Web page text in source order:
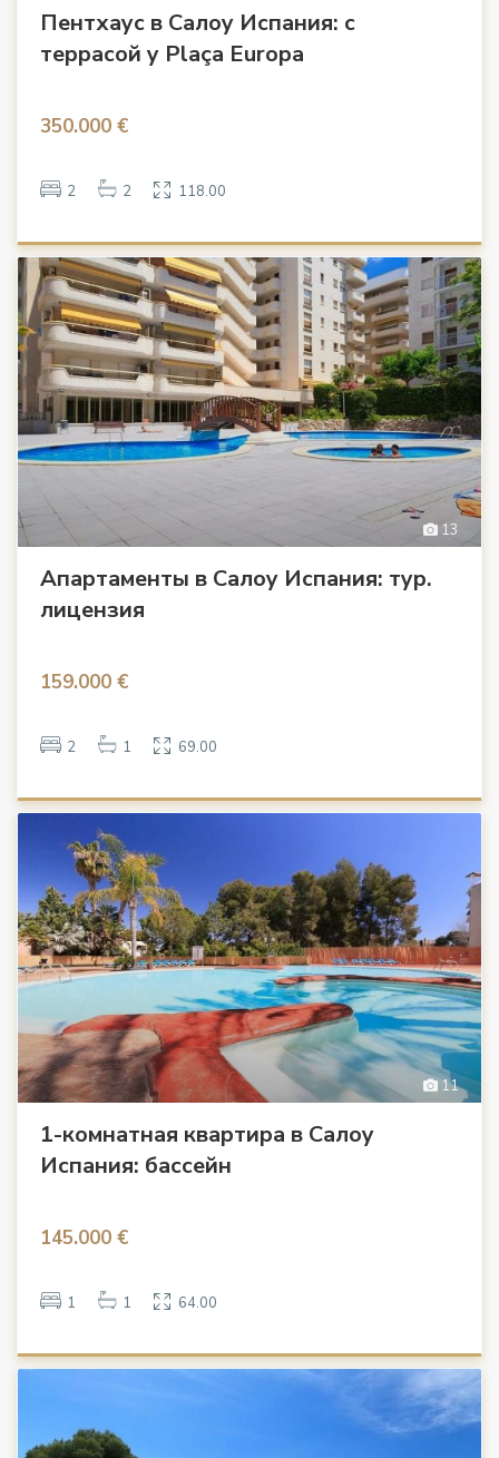
Пентхаус в Салоу Испания: с
террасой у Plaça Europa
350.000 €
2 2 118.00
13
Апартаменты в Салоу Испания: тур.
лицензия
159.000 €
2 1 69.00
11
1-комнатная квартира в Салоу
Испания: бассейн
145.000 €
1 1 64.00